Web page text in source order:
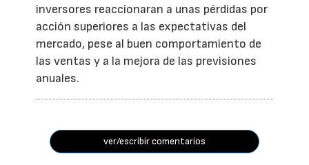
inversores reaccionaran a unas pérdidas por
acción superiores a las expectativas del
mercado, pese al buen comportamiento de
las ventas y a la mejora de las previsiones
anuales.
ver/escribir comentarios